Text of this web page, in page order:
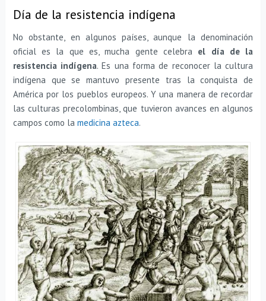
Día de la resistencia indígena
No obstante, en algunos países, aunque la denominación
oficial es la que es, mucha gente celebra el día de la
resistencia indígena. Es una forma de reconocer la cultura
indígena que se mantuvo presente tras la conquista de
América por los pueblos europeos. Y una manera de recordar
las culturas precolombinas, que tuvieron avances en algunos
campos como la medicina azteca.